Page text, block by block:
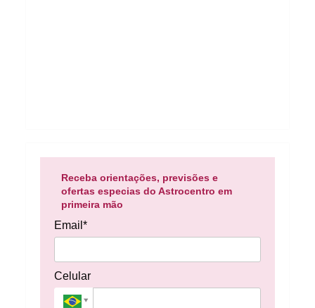
Receba orientações, previsões e
ofertas especias do Astrocentro em
primeira mão
Email*
Celular